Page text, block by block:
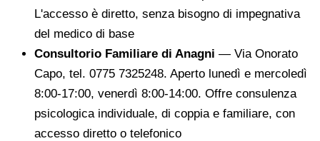
L'accesso è diretto, senza bisogno di impegnativa
del medico di base
Consultorio Familiare di Anagni — Via Onorato
Capo, tel. 0775 7325248. Aperto lunedì e mercoledì
8:00-17:00, venerdì 8:00-14:00. Offre consulenza
psicologica individuale, di coppia e familiare, con
accesso diretto o telefonico